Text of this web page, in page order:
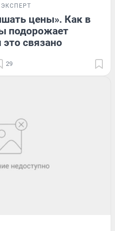
ЭКСПЕРТ
цены». Как в
подорожает
связано
29